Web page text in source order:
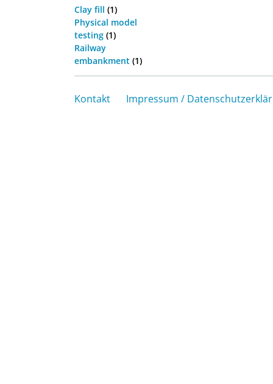
Clay fill (1)
Physical model
testing (1)
Railway
embankment (1)
Kontakt Impressum /